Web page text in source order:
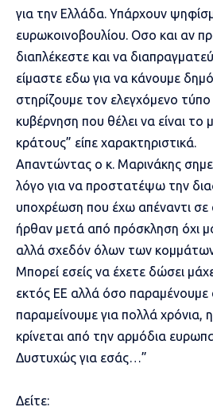
για την Ελλάδα. Υπάρχουν
ευρωκοινοβουλίου. Οσο και αν
διαπλέκεστε και να
είμαστε εδω για να κάνουμε
στηρίζουμε τον ελεγχόμενο τύπο
κυβέρνηση που θέλει να είναι το
κράτους” είπε χαρακτηριστικά.
Απαντώντας ο κ. Μαρινάκης
λόγο για να προστατέψω την
υποχρέωση που έχω απέναντι
ήρθαν μετά από πρόσκληση όχι
αλλά σχεδόν όλων των κομμάτων
Μπορεί εσείς να έχετε δώσει
εκτός ΕΕ αλλά όσο
παραμείνουμε για πολλά
κρίνεται από την αρμόδια
Δυστυχώς για εσάς…”
Δείτε: